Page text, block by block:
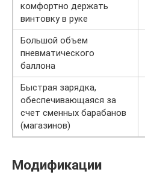
комфортно держать
винтовку в руке
Большой объем
пневматического
баллона
Быстрая зарядка,
обеспечивающаяся за
счет сменных барабанов
(магазинов)
Модификации